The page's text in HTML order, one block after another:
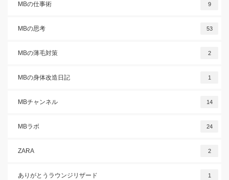
MBの仕事術 9
MBの思考 53
MBの薄毛対策 2
MBの身体改造日記 1
MBチャンネル 14
MBラボ 24
ZARA 2
ありがとうラウンジリザード 1